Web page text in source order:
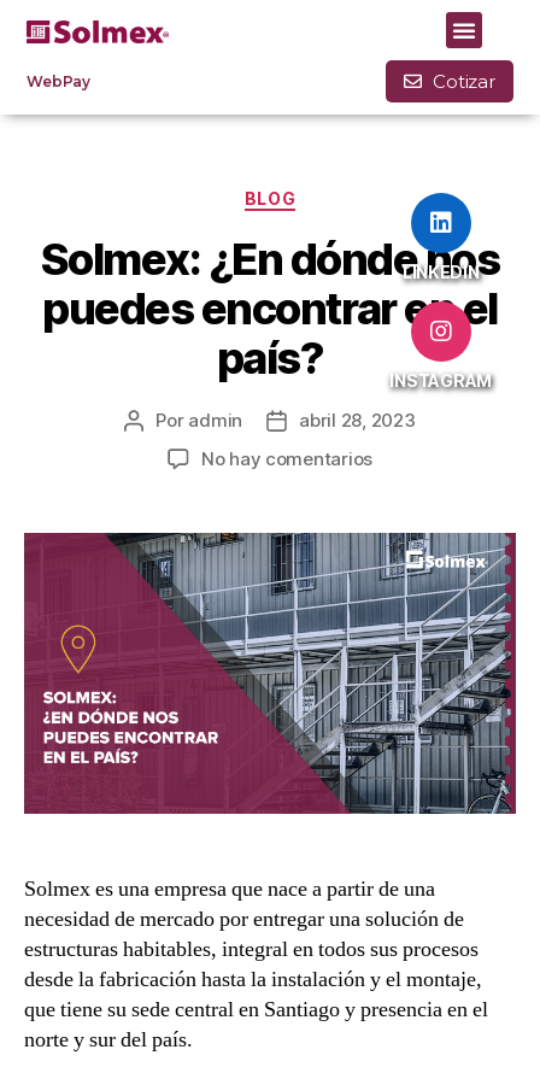
WebPay Cotizar
BLOG
Solmex: ¿En dónde nos
puedes encontrar en el
país?
Por admin
abril 28, 2023
No hay comentarios
Solmex es una empresa que nace a partir de una
necesidad de mercado por entregar una solución de
estructuras habitables, integral en todos sus procesos
desde la fabricación hasta la instalación y el montaje,
que tiene su sede central en Santiago y presencia en el
norte y sur del país.
LINKEDIN
INSTAGRAM